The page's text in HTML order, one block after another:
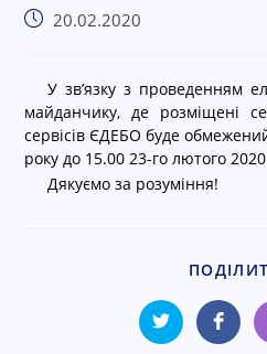
remove_circle_outline Зменшити
brightness_high Яскравіший
brightness_low Темніший
Підкреслені
и
н
20.02.2020
У зв’язку з проведенням
майданчику, де розміщені
сервісів ЄДЕБО буде
року до 15.00 23-го лютого
Дякуємо за розуміння!